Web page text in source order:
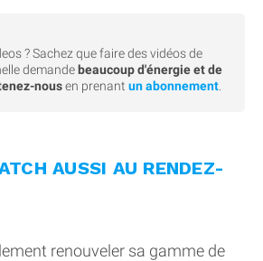
? Sachez que faire des vidéos de
demande beaucoup d'énergie et de
nousen prenant un abonnement
AUSSI AU RENDEZ-
renouveler sa gamme de